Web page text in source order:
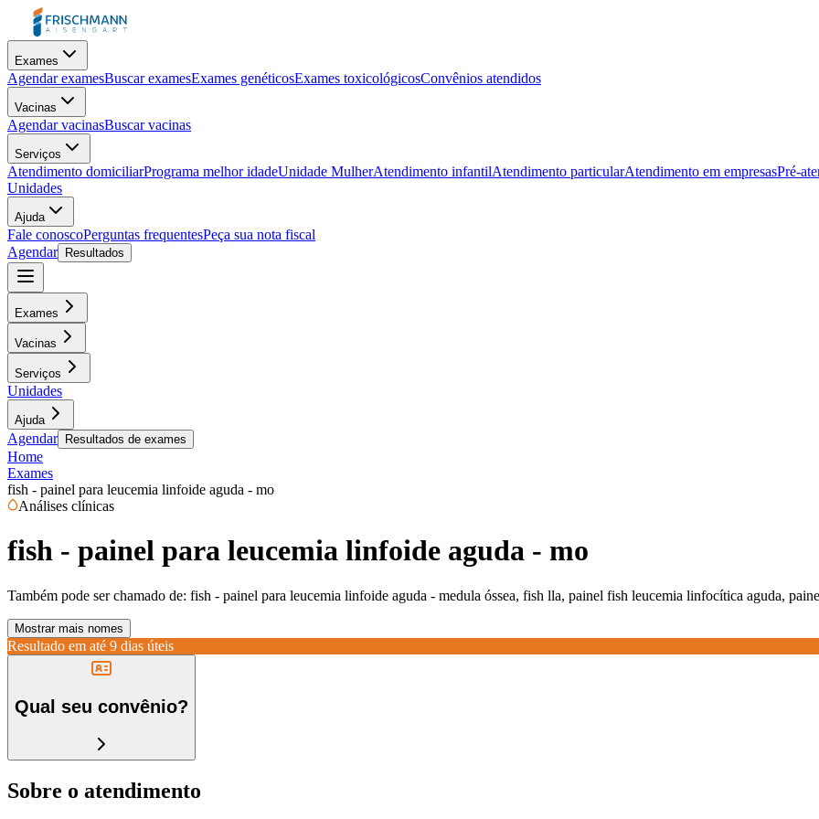
Exames
Agendar examesBuscar examesExames genéticosExames toxicológicosConvênios atendidos
Vacinas
Agendar vacinasBuscar vacinas
Serviços
Atendimento domiciliarPrograma melhor idadeUnidade MulherAtendimento infantilAtendimento particularAtendimento em empresasPré-
Unidades
Ajuda
Fale conoscoPerguntas frequentesPeça sua nota fiscal
Agendar
Resultados
Exames
Vacinas
Serviços
Unidades
Ajuda
Agendar Resultados de exames
Home
Exames
fish - painel para leucemia linfoide aguda - mo
Análises clínicas
fish - painel para leucemia linfoide aguda - mo
Também pode ser chamado de: fish - painel para leucemia linfoide aguda - medula óssea, fish lla, painel fish leucemia linfocítica aguda,
Mostrar mais nomes
Resultado em até 9 dias úteis
Qual seu convênio?
Sobre o atendimento